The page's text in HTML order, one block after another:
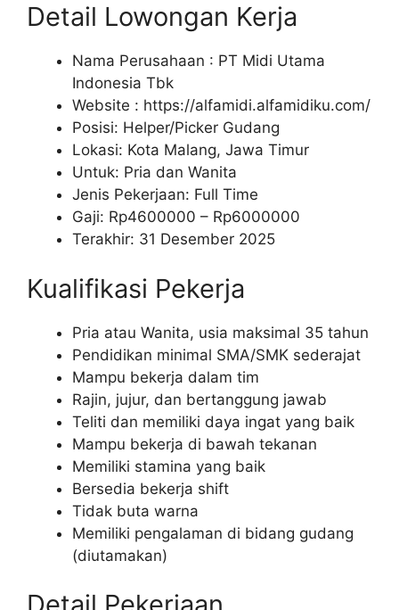
Detail Lowongan Kerja
Nama Perusahaan : PT Midi Utama
Indonesia Tbk
Website : https://alfamidi.alfamidiku.com/
Posisi: Helper/Picker Gudang
Lokasi: Kota Malang, Jawa Timur
Untuk: Pria dan Wanita
Jenis Pekerjaan: Full Time
Gaji: Rp4600000 – Rp6000000
Terakhir: 31 Desember 2025
Kualifikasi Pekerja
Pria atau Wanita, usia maksimal 35 tahun
Pendidikan minimal SMA/SMK sederajat
Mampu bekerja dalam tim
Rajin, jujur, dan bertanggung jawab
Teliti dan memiliki daya ingat yang baik
Mampu bekerja di bawah tekanan
Memiliki stamina yang baik
Bersedia bekerja shift
Tidak buta warna
Memiliki pengalaman di bidang gudang
(diutamakan)